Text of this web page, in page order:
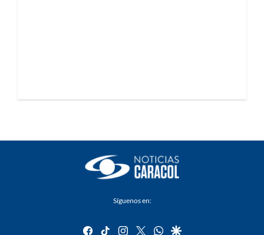
Síguenos en:
facebook
tiktok instagram
twitterwhatsapp
google